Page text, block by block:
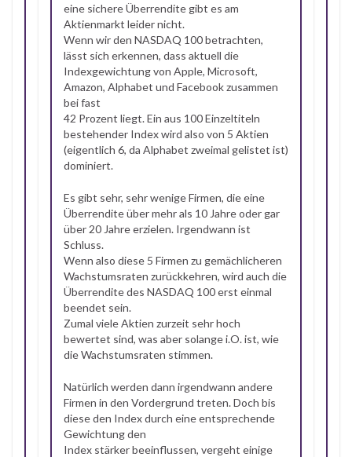
eine sichere Überrendite gibt es am
Aktienmarkt leider nicht.
Wenn wir den NASDAQ 100 betrachten,
lässt sich erkennen, dass aktuell die
Indexgewichtung von Apple, Microsoft,
Amazon, Alphabet und Facebook zusammen
bei fast
42 Prozent liegt. Ein aus 100 Einzeltiteln
bestehender Index wird also von 5 Aktien
(eigentlich 6, da Alphabet zweimal gelistet ist)
dominiert.
Es gibt sehr, sehr wenige Firmen, die eine
Überrendite über mehr als 10 Jahre oder gar
über 20 Jahre erzielen. Irgendwann ist
Schluss.
Wenn also diese 5 Firmen zu gemächlicheren
Wachstumsraten zurückkehren, wird auch die
Überrendite des NASDAQ 100 erst einmal
beendet sein.
Zumal viele Aktien zurzeit sehr hoch
bewertet sind, was aber solange i.O. ist, wie
die Wachstumsraten stimmen.
Natürlich werden dann irgendwann andere
Firmen in den Vordergrund treten. Doch bis
diese den Index durch eine entsprechende
Gewichtung den
Index stärker beeinflussen, vergeht einige